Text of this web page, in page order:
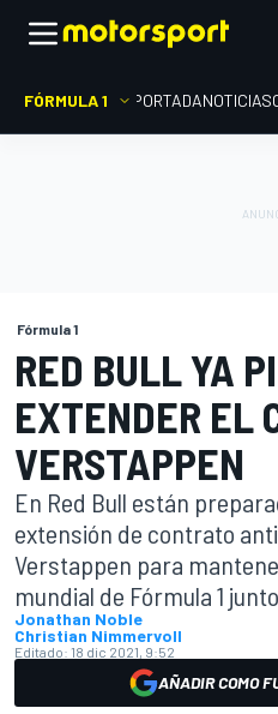
FÓRMULA 1 PORTADANOTICIAS
Fórmula 1
RED BULL YA
EXTENDER EL
VERSTAPPEN
En Red Bull están
extensión de contrato
Verstappen para
mundial de Fórmula 1
Jonathan Noble
Christian Nimmervoll
Editado: 18 dic 2021, 9:52
AÑADIR COMO